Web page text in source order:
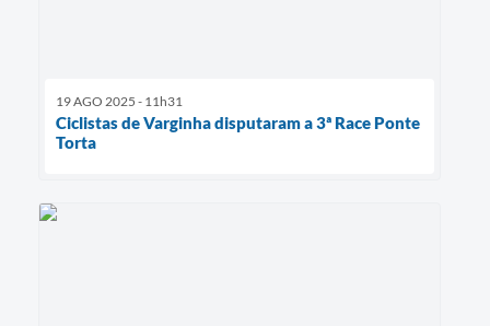
19 AGO 2025 - 11h31
Ciclistas de Varginha disputaram a 3ª Race Ponte
Torta